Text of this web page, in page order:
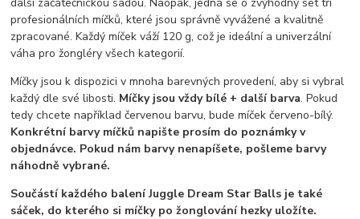
profesionálních míčků, které jsou správně vyvážené a kvalitně
zpracované. Každý míček váží 120 g, což je ideální a univerzální
váha pro žongléry všech kategorií.
Míčky jsou k dispozici v mnoha barevných provedení, aby si vybral
každý dle své libosti. Míčky jsou vždy bílé + další barva. Pokud
tedy chcete například červenou barvu, bude míček červeno-bílý.
Konkrétní barvy míčků napište prosím do poznámky v
objednávce. Pokud nám barvy nenapíšete, pošleme barvy
náhodně vybrané.
Součástí každého balení Juggle Dream Star Balls je také
sáček, do kterého si míčky po žonglování hezky uložíte.